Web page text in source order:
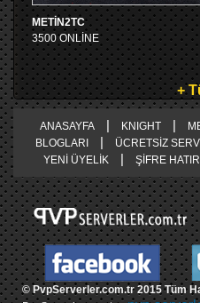
METİN2TC
3500 ONLİNE
+
ANASAYFA | KNIGHT |
BLOGLARI
| ÜCRETSİZ
YENİ ÜYELİK | ŞİFRE
© PvpServerler.com.tr 2015 Tüm